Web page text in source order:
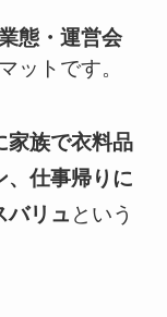
態・運営会
ットです。
家族で衣料品
、仕事帰りに
バリュ という